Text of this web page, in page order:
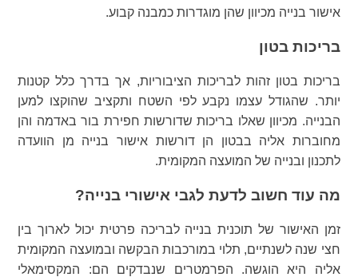
אישור בנייה מכיוון שהן מוגדרות כמבנה קבוע.
בריכות בטון
בריכות בטון זהות לבריכות הציבוריות, אך בדרך כלל קטנות
יותר. שהגודל עצמו נקבע לפי השטח ותקציב שהוקצו למען
הבנייה. מכיוון שאלו בריכות שדורשות חפירת בור באדמה והן
מחוברות אליה בבטון הן דורשות אישור בנייה מן הוועדה
לתכנון ובנייה של המועצה המקומית.
מה עוד חשוב לדעת לגבי אישורי בנייה?
זמן האישור של תוכנית בנייה לבריכה פרטית יכול לארוך בין
חצי שנה לשנתיים, תלוי במורכבות הבקשה ובמועצה המקומית
אליה היא הוגשה. הפרמטרים שנבדקים הם: המקסימאלי